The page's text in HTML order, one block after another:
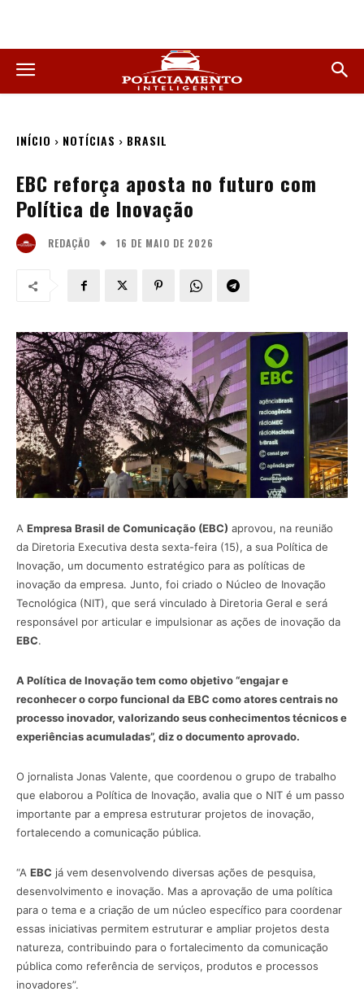
INÍCIO NOTÍCIAS BRASIL
EBC reforça aposta no futuro com
Política de Inovação
REDAÇÃO 16 DE MAIO DE 2026
A Empresa Brasil de Comunicação (EBC) aprovou, na reunião
da Diretoria Executiva desta sexta-feira (15), a sua Política de
Inovação, um documento estratégico para as políticas de
inovação da empresa. Junto, foi criado o Núcleo de Inovação
Tecnológica (NIT), que será vinculado à Diretoria Geral e será
responsável por articular e impulsionar as ações de inovação da
EBC.
A Política de Inovação tem como objetivo “engajar e
reconhecer o corpo funcional da EBC como atores centrais no
processo inovador, valorizando seus conhecimentos técnicos e
experiências acumuladas”, diz o documento aprovado.
O jornalista Jonas Valente, que coordenou o grupo de trabalho
que elaborou a Política de Inovação, avalia que o NIT é um passo
importante par a empresa estruturar projetos de inovação,
fortalecendo a comunicação pública.
“A EBC já vem desenvolvendo diversas ações de pesquisa,
desenvolvimento e inovação. Mas a aprovação de uma política
para o tema e a criação de um núcleo específico para coordenar
essas iniciativas permitem estruturar e ampliar projetos desta
natureza, contribuindo para o fortalecimento da comunicação
pública como referência de serviços, produtos e processos
inovadores”.